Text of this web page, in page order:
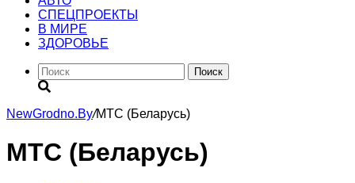
СПЕЦПРОЕКТЫ
В МИРЕ
ЗДОРОВЬЕ
Поиск
NewGrodno.By/МТС (Беларусь)
МТС (Беларусь)